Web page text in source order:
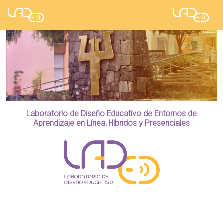
Laboratorio de Diseño Educativo de Entornos de
Aprendizaje en Línea, Híbridos y Presenciales